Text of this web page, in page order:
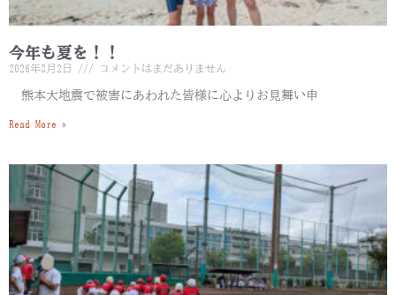
今年も夏を！！
2026年8月2日 コメントはまだありません
熊本大地震で被害にあわれた皆様に心よりお見舞い申
Read More »